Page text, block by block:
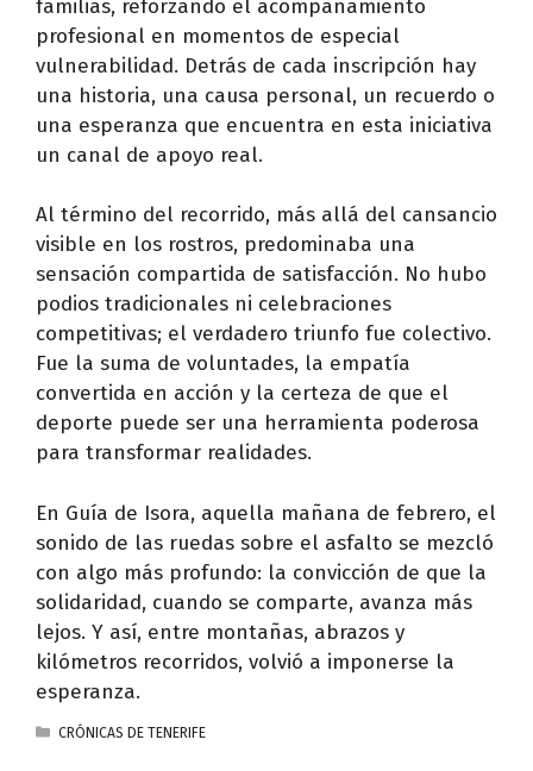
familias, reforzando el acompañamiento
profesional en momentos de especial
vulnerabilidad. Detrás de cada inscripción hay
una historia, una causa personal, un recuerdo o
una esperanza que encuentra en esta iniciativa
un canal de apoyo real.
Al término del recorrido, más allá del cansancio
visible en los rostros, predominaba una
sensación compartida de satisfacción. No hubo
podios tradicionales ni celebraciones
competitivas; el verdadero triunfo fue colectivo.
Fue la suma de voluntades, la empatía
convertida en acción y la certeza de que el
deporte puede ser una herramienta poderosa
para transformar realidades.
En Guía de Isora, aquella mañana de febrero, el
sonido de las ruedas sobre el asfalto se mezcló
con algo más profundo: la convicción de que la
solidaridad, cuando se comparte, avanza más
lejos. Y así, entre montañas, abrazos y
kilómetros recorridos, volvió a imponerse la
esperanza.
CATEGORÍAS
CRÓNICAS DE TENERIFE